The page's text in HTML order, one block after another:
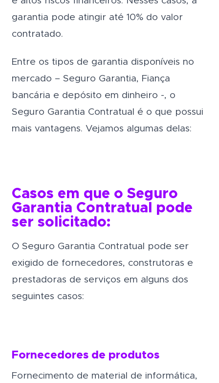
garantia pode atingir até 10% do valor
contratado.
Entre os tipos de garantia disponíveis no
mercado – Seguro Garantia, Fiança
bancária e depósito em dinheiro -, o
Seguro Garantia Contratual é o que possui
mais vantagens. Vejamos algumas delas:
Casos em que o Seguro
Garantia Contratual pode
ser solicitado:
O Seguro Garantia Contratual pode ser
exigido de fornecedores, construtoras e
prestadoras de serviços em alguns dos
seguintes casos:
Fornecedores de produtos
Fornecimento de material de informática,